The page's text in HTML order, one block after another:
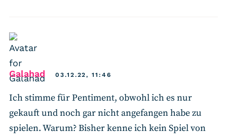
Galahad says:
03.12.22, 11:46
Ich stimme für Pentiment, obwohl ich es nur
gekauft und noch gar nicht angefangen habe zu
spielen. Warum? Bisher kenne ich kein Spiel von